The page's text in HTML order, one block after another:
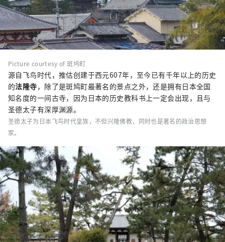
Picture courtesy of 斑鸠町
源自飞鸟时代，推估创建于西元607年，至今已有千年以上的历史
的法隆寺，除了是斑鸠町最著名的景点之外，还是拥有日本全国
知名度的一间古寺，因为日本的历史教科书上一定会出现，且与
圣德太子有深厚渊源。
圣德太子为日本飞鸟时代皇族，不但兴隆佛教，同时也是著名的政治思想
家。